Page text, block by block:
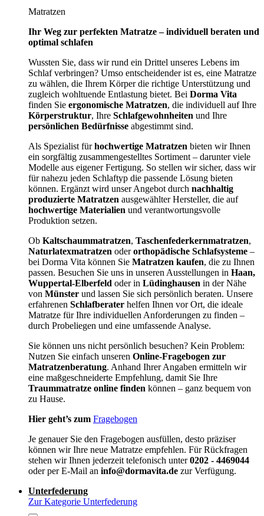
Matratzen
Ihr Weg zur perfekten Matratze – individuell beraten und
optimal schlafen
Wussten Sie, dass wir rund ein Drittel unseres Lebens im
Schlaf verbringen? Umso entscheidender ist es, eine Matratze
zu wählen, die Ihrem Körper die richtige Unterstützung und
zugleich wohltuende Entlastung bietet. Bei Dorma Vita
finden Sie ergonomische Matratzen, die individuell auf Ihre
Körperstruktur, Ihre Schlafgewohnheiten und Ihre
persönlichen Bedürfnisse abgestimmt sind.
Als Spezialist fürhochwertige Matratzen bieten wir Ihnen
ein sorgfältig zusammengestelltes Sortiment – darunter viele
Modelle aus eigener Fertigung. So stellen wir sicher, dass wir
für nahezu jeden Schlaftyp die passende Lösung bieten
können. Ergänzt wird unser Angebot durch nachhaltig
produzierte Matratzen ausgewählter Hersteller, die auf
hochwertige Materialien und verantwortungsvolle
Produktion setzen.
Ob Kaltschaummatratzen, Taschenfederkernmatratzen,
Naturlatexmatratzen oderorthopädische Schlafsysteme –
bei Dorma Vita können Sie Matratzen kaufen, die zu Ihnen
passen. Besuchen Sie uns in unseren Ausstellungen in Haan,
Wuppertal-Elberfeld oder in Lüdinghausen in der Nähe
von Münster und lassen Sie sich persönlich beraten. Unsere
erfahrenen Schlafberater helfen Ihnen vor Ort, die ideale
Matratze für Ihre individuellen Anforderungen zu finden –
durch Probeliegen und eine umfassende Analyse.
Sie können uns nicht persönlich besuchen? Kein Problem:
Nutzen Sie einfach unseren Online-Fragebogen zur
Matratzenberatung. Anhand Ihrer Angaben ermitteln wir
eine maßgeschneiderte Empfehlung, damit Sie Ihre
Traummatratze online finden können – ganz bequem von
zu Hause.
Hier geht’s zum Fragebogen
Je genauer Sie den Fragebogen ausfüllen, desto präziser
können wir Ihre neue Matratze empfehlen. Für Rückfragen
stehen wir Ihnen jederzeit telefonisch unter0202 - 4469044
oder per E-Mail an info@dormavita.de zur Verfügung.
Unterfederung
Zur Kategorie Unterfederung